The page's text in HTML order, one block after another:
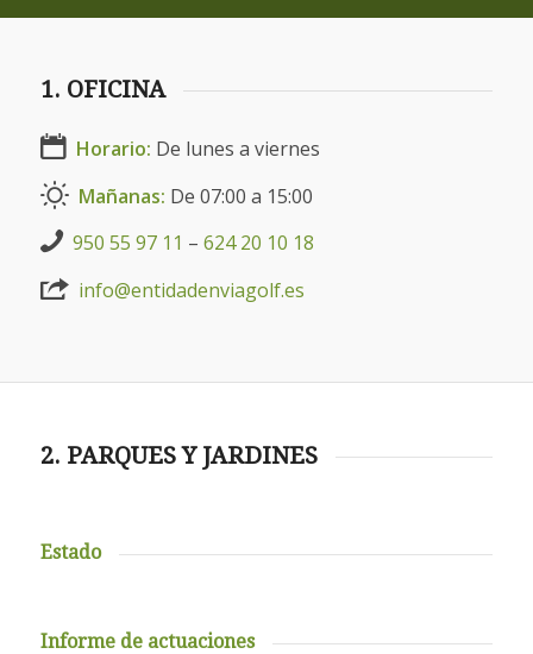
1. OFICINA
Horario: De lunes a viernes
Mañanas: De 07:00 a 15:00
950 55 97 11 – 624 20 10 18
info@entidadenviagolf.es
2. PARQUES Y JARDINES
Estado
Informe de actuaciones